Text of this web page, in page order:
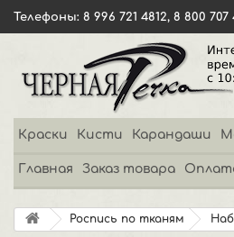
Телефоны: 8 996 721 4812, 8 800 707
Краски Кисти Карандаши
Главная Заказ товара
Роспись по тканям